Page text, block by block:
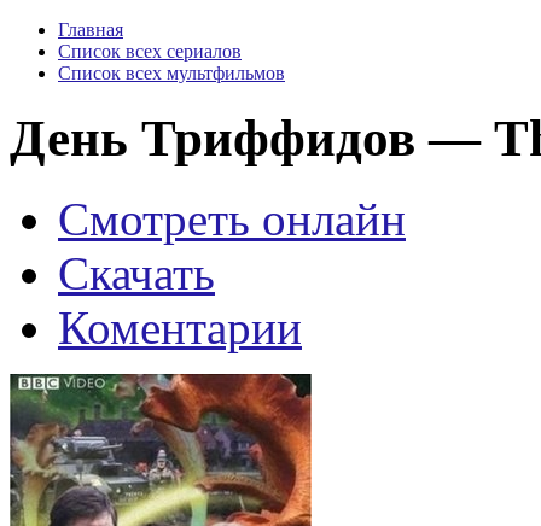
Главная
Список всех сериалов
Список всех мультфильмов
День Триффидов —
Смотреть онлайн
Скачать
Коментарии